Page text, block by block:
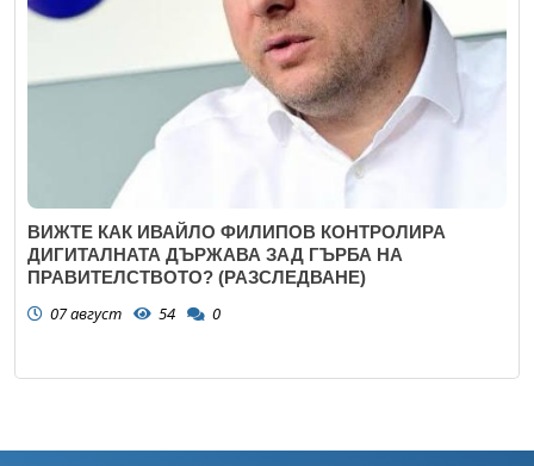
ВИЖТЕ КАК ИВАЙЛО ФИЛИПОВ КОНТРОЛИРА
ДИГИТАЛНАТА ДЪРЖАВА ЗАД ГЪРБА НА
ПРАВИТЕЛСТВОТО? (РАЗСЛЕДВАНЕ)
07 август 54 0